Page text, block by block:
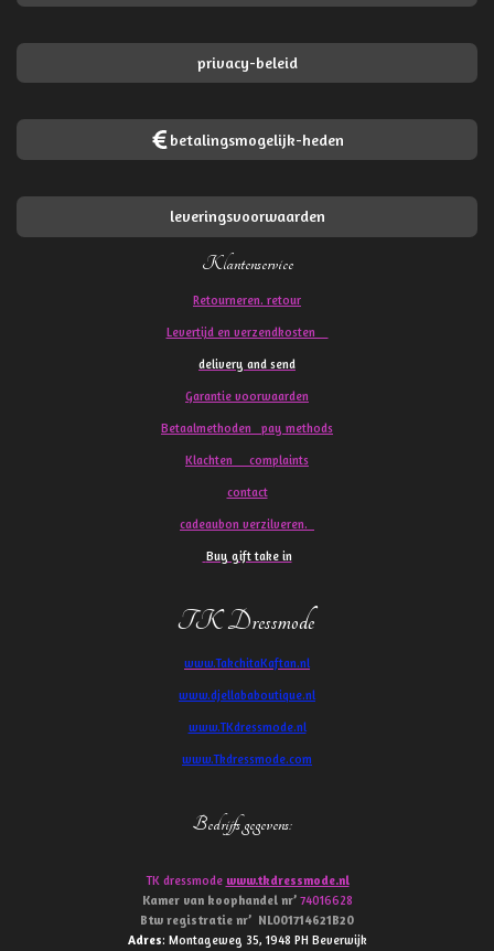
privacy-beleid
betalingsmogelijk-heden
leveringsvoorwaarden
Klantenservice
Retourneren. retour
Levertijd en verzendkosten
delivery and send
Garantie voorwaarden
Betaalmethoden pay methods
Klachten complaints
contact
cadeaubon verzilveren.
Buy gift take in
TK Dressmode
www.TakchitaKaftan.nl
www.djellababoutique.nl
www.TKdressmode.nl
www.Tkdressmode.com
Bedrijfs gegevens:
TK dressmode www.tkdressmode.nl
Kamer van koophandel nr’ 74016628
Btw registratie nr’ NL001714621B20
Adres: Montageweg 35, 1948 PH Beverwijk